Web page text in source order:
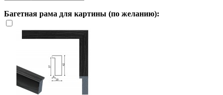
Багетная рама для картины (по желанию):